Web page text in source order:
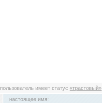
пользователь имеет статус«трастовый»
настоящее имя: